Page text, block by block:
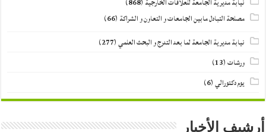
مصلحة التبادل مابين الجامعات و التعاون و الشراكة (66)
نيابة مديرية الجامعة لما بعد التدرج و البحث العلمي(277)
ورشات(13)
يوم دكتورالي(6)
أرشيف الأخبار